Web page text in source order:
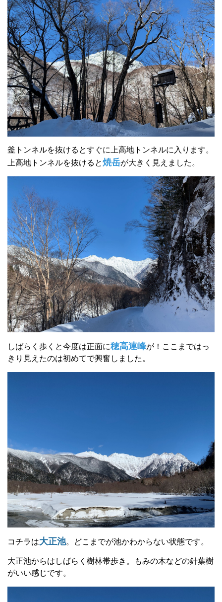
釜トンネルを抜けるとすぐに上高地トンネルに入ります。
上高地トンネルを抜けると焼岳が大きく見えました。
しばらく歩くと今度は正面に穂高連峰が！ここまではっ
きり見えたのは初めてで興奮しました。
コチラは大正池。どこまでが池かわからない状態です。
大正池からはしばらく樹林帯歩き。もみの木などの針葉樹
がいい感じです。